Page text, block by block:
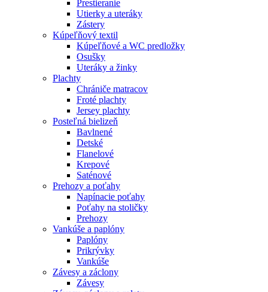
Prestieranie
Utierky a uteráky
Zástery
Kúpeľňový textil
Kúpeľňové a WC predložky
Osušky
Uteráky a žinky
Plachty
Chrániče matracov
Froté plachty
Jersey plachty
Posteľná bielizeň
Bavlnené
Detské
Flanelové
Krepové
Saténové
Prehozy a poťahy
Napínacie poťahy
Poťahy na stoličky
Prehozy
Vankúše a paplóny
Paplóny
Prikrývky
Vankúše
Závesy a záclony
Závesy